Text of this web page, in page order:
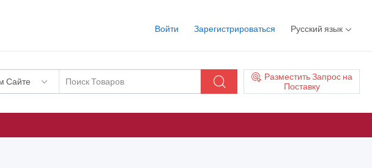
Войти Зарегистрироваться Русский язык
Сайте
Разместить Запрос на
Поставку